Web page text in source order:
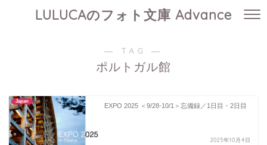
LULUCAのフォト文庫 Advance
― TAG ―
ポルトガル館
Japan
EXPO 2025 ＜9/28-10/1＞忘備録／1日目・2日目
2025年10月4日